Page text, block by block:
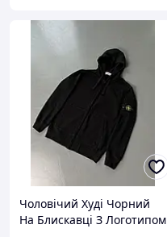
Чоловічий Худі Чорний
На Блискавці З Логотипом